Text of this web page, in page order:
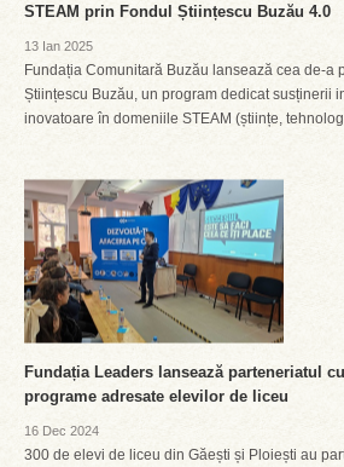
STEAM prin Fondul Științescu Buzău 4.0
13 Ian 2025
Fundația Comunitară Buzău lansează cea de-a
Științescu Buzău, un program dedicat susținerii
inovatoare în domeniile STEAM (științe,
Fundația Leaders lansează parteneriatul
programe adresate elevilor de liceu
16 Dec 2024
300 de elevi de liceu din Găești și Ploiești au